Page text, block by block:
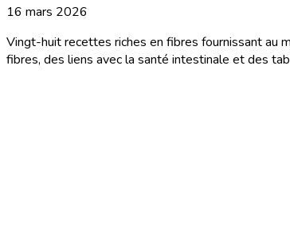
16 mars 2026
Vingt-huit recettes riches en fibres fournissant au
fibres, des liens avec la santé intestinale et des